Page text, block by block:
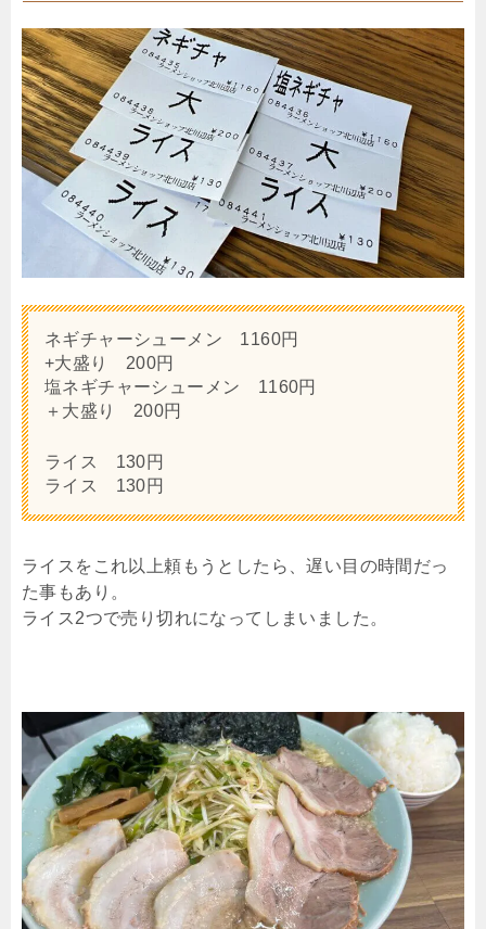
ネギチャーシューメン 1160円
+大盛り 200円
塩ネギチャーシューメン 1160円
＋大盛り 200円
ライス 130円
ライス 130円
ライスをこれ以上頼もうとしたら、遅い目の時間だっ
た事もあり。
ライス2つで売り切れになってしまいました。